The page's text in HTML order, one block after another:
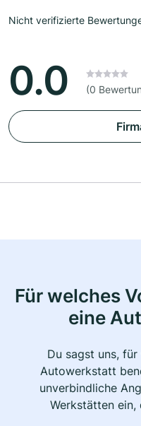
Nicht verifizierte
0.0 (0
Für welches
eine
Du sagst uns,
Autowerkstatt
unverbindliche
Werkstätten ein,